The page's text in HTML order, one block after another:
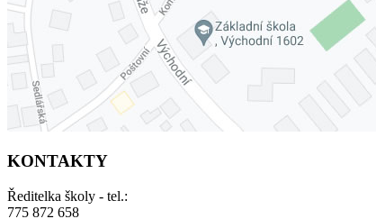
KONTAKTY
Ředitelka školy - tel.:
775 872 658